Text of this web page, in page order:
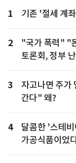
1 기존 '절세 계
2
"국가 폭력" "
토론회, 정부
3
자고나면 주가
간다" 왜?
4
달콤한 '스테
가공식품이었